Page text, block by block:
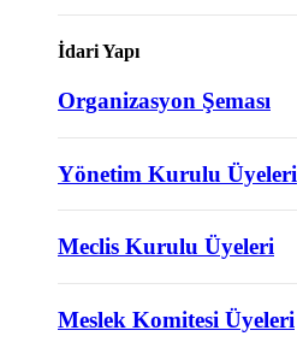
İdari Yapı
Organizasyon Şeması
Yönetim Kurulu Üyeleri
Meclis Kurulu Üyeleri
Meslek Komitesi Üyeleri